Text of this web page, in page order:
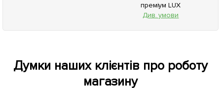
преміум LUX
Див. умови
Думки наших клієнтів про роботу
магазину